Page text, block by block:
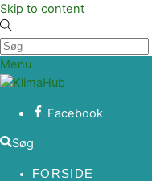
Skip to content
Menu
Facebook
Søg
FORSIDE